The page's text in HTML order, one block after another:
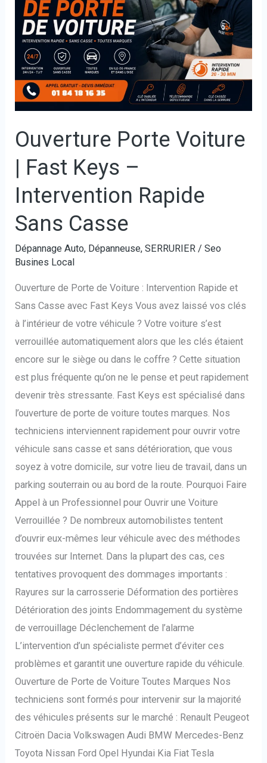
Ouverture Porte Voiture
| Fast Keys –
Intervention Rapide
Sans Casse
Dépannage Auto, Dépanneuse,SERRURIER /Seo
Busines Local
Ouverture de Porte de Voiture : Intervention Rapide et
Sans Casse avec Fast Keys Vous avez laissé vos clés
à l’intérieur de votre véhicule ? Votre voiture s’est
verrouillée automatiquement alors que les clés étaient
encore sur le siège ou dans le coffre ? Cette situation
est plus fréquente qu’on ne le pense et peut rapidement
devenir très stressante. Fast Keys est spécialisé dans
l’ouverture de porte de voiture toutes marques. Nos
techniciens interviennent rapidement pour ouvrir votre
véhicule sans casse et sans détérioration, que vous
soyez à votre domicile, sur votre lieu de travail, dans un
parking souterrain ou au bord de la route. Pourquoi Faire
Appel à un Professionnel pour Ouvrir une Voiture
Verrouillée ? De nombreux automobilistes tentent
d’ouvrir eux-mêmes leur véhicule avec des méthodes
trouvées sur Internet. Dans la plupart des cas, ces
tentatives provoquent des dommages importants :
Rayures sur la carrosserie Déformation des portières
Détérioration des joints Endommagement du système
de verrouillage Déclenchement de l’alarme
L’intervention d’un spécialiste permet d’éviter ces
problèmes et garantit une ouverture rapide du véhicule.
Ouverture de Porte de Voiture Toutes Marques Nos
techniciens sont formés pour intervenir sur la majorité
des véhicules présents sur le marché : Renault Peugeot
Citroën Dacia Volkswagen Audi BMW Mercedes-Benz
Toyota Nissan Ford Opel Hyundai Kia Fiat Tesla
Fast
Keys
Intervention
Rapide
Casse